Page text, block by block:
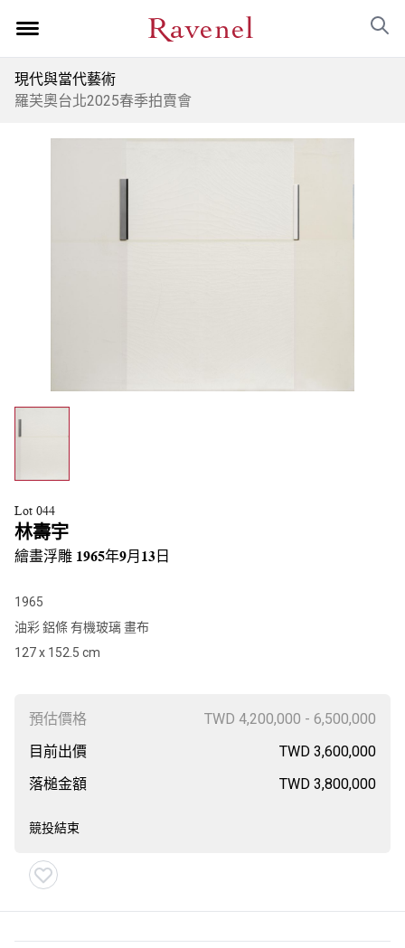
現代與當代藝術
羅芙奧台北2025春季拍賣會
Lot 044
林壽宇
繪畫浮雕 1965年9月13日
1965
油彩 鋁條 有機玻璃 畫布
127 x 152.5 cm
預估價格
TWD 4,200,000 - 6,500,000
目前出價
TWD 3,600,000
落槌金額
TWD 3,800,000
競投結束